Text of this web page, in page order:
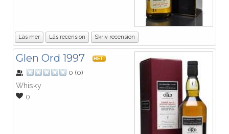
Läs mer Läs recension Skriv recension
Glen Ord 1997 HET!
0 (0)
Whisky
0